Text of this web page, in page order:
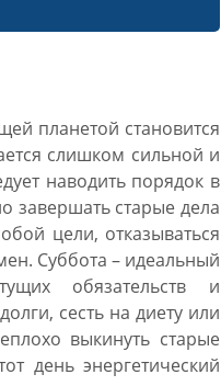
планетой становится
слишком сильной и
наводить порядок в
завершать старые дела
цели, отказываться
Суббота – идеальный
обязательств и
сесть на диету или
выкинуть старые
день энергетический